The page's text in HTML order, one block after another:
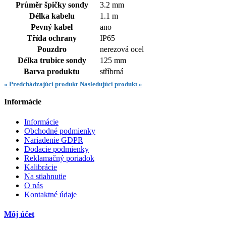
Průměr špičky sondy
3.2 mm
Délka kabelu
1.1 m
Pevný kabel
ano
Třída ochrany
IP65
Pouzdro
nerezová ocel
Délka trubice sondy
125 mm
Barva produktu
stříbrná
« Predchádzajúci produkt Nasledujúci produkt »
Informácie
Informácie
Obchodné podmienky
Nariadenie GDPR
Dodacie podmienky
Reklamačný poriadok
Kalibrácie
Na stiahnutie
O nás
Kontaktné údaje
Môj účet